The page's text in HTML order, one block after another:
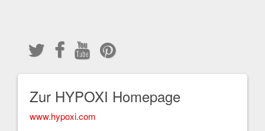
Zur HYPOXI Homepage
www.hypoxi.com